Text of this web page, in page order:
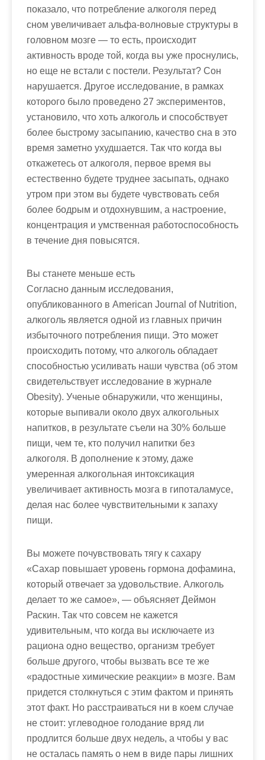
показало, что потребление алкоголя перед
сном увеличивает альфа-волновые структуры в
головном мозге — то есть, происходит
активность вроде той, когда вы уже проснулись,
но еще не встали с постели. Результат? Сон
нарушается. Другое исследование, в рамках
которого было проведено 27 экспериментов,
установило, что хоть алкоголь и способствует
более быстрому засыпанию, качество сна в это
время заметно ухудшается. Так что когда вы
откажетесь от алкоголя, первое время вы
естественно будете труднее засыпать, однако
утром при этом вы будете чувствовать себя
более бодрым и отдохнувшим, а настроение,
концентрация и умственная работоспособность
в течение дня повысятся.
Вы станете меньше есть
Согласно данным исследования,
опубликованного в American Journal of Nutrition,
алкоголь является одной из главных причин
избыточного потребления пищи. Это может
происходить потому, что алкоголь обладает
способностью усиливать наши чувства (об этом
свидетельствует исследование в журнале
Obesity). Ученые обнаружили, что женщины,
которые выпивали около двух алкогольных
напитков, в результате съели на 30% больше
пищи, чем те, кто получил напитки без
алкоголя. В дополнение к этому, даже
умеренная алкогольная интоксикация
увеличивает активность мозга в гипоталамусе,
делая нас более чувствительными к запаху
пищи.
Вы можете почувствовать тягу к сахару
«Сахар повышает уровень гормона дофамина,
который отвечает за удовольствие. Алкоголь
делает то же самое», — объясняет Деймон
Раскин. Так что совсем не кажется
удивительным, что когда вы исключаете из
рациона одно вещество, организм требует
больше другого, чтобы вызвать все те же
«радостные химические реакции» в мозге. Вам
придется столкнуться с этим фактом и принять
этот факт. Но расстраиваться ни в коем случае
не стоит: углеводное голодание вряд ли
продлится больше двух недель, а чтобы у вас
не осталась память о нем в виде пары лишних